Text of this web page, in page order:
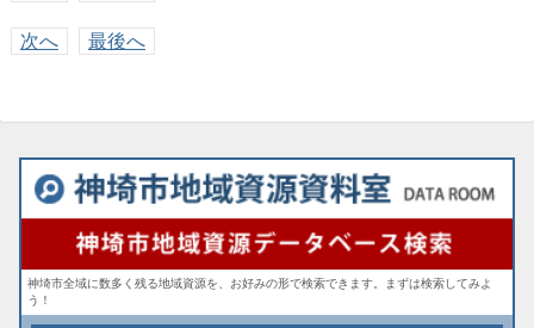
次へ 最後へ
神埼市全域に数多く残る地域資源を、お好みの形で検索できます。まずは検索してみよ
う！